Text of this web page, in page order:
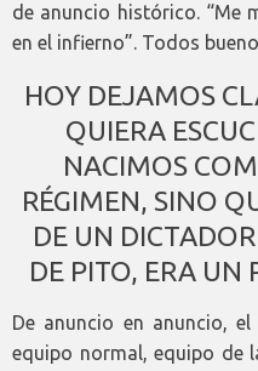
de anuncio histórico. “Me
en el infierno”. Todos
HOY DEJAMOS
QUIERA
NACIMOS
RÉGIMEN, SINO
DE UN
DE PITO, ERA UN
De anuncio en anuncio,
equipo normal, equipo de